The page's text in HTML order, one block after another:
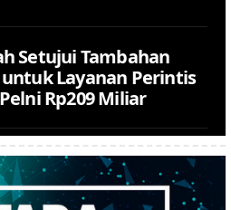
Setujui Tambahan
Layanan Perintis
Rp209 Miliar